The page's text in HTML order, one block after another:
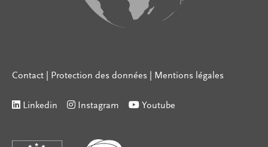
Contact Protection des données Mentions légales
Linkedin Instagram Youtube